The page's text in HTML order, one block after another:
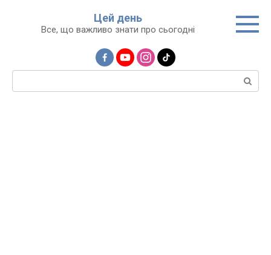
Цей день
Все, що важливо знати про сьогодні
Пошук: